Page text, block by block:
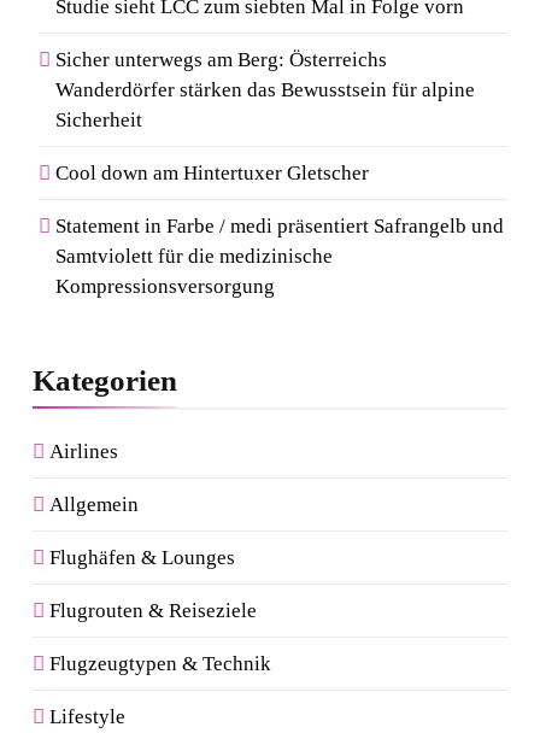
Studie sieht LCC zum siebten Mal in Folge vorn
Sicher unterwegs am Berg: Österreichs
Wanderdörfer stärken das Bewusstsein für alpine
Sicherheit
Cool down am Hintertuxer Gletscher
Statement in Farbe / medi präsentiert Safrangelb und
Samtviolett für die medizinische
Kompressionsversorgung
Kategorien
Airlines
Allgemein
Flughäfen & Lounges
Flugrouten & Reiseziele
Flugzeugtypen & Technik
Lifestyle